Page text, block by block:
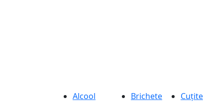
Alcool
Brichete
Cuțite